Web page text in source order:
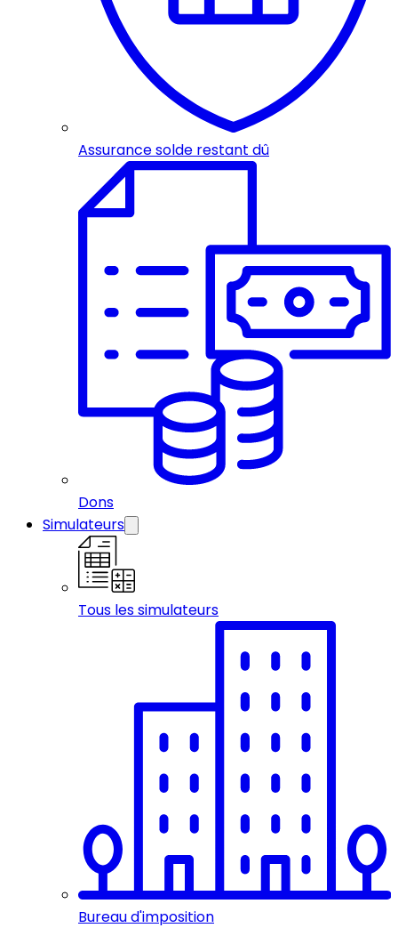
Assurance solde restant dû
Dons
Simulateurs
Tous les simulateurs
Bureau d'imposition